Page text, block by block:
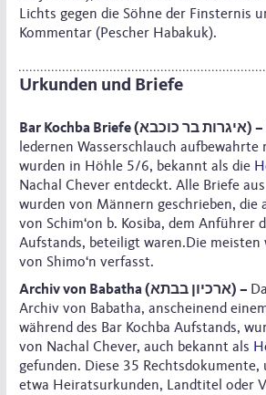
Lichts gegen die Söhne der Finsternis
Kommentar (Pescher Habakuk).
Urkunden und Briefe
Bar Kochba Briefe (איגרות בר כוכבא) –
ledernen Wasserschlauch
wurden in Höhle 5/6, bekannt als die
Nachal Chever entdeckt. Alle Briefe
wurden von Männern geschrieben, die
von Schim‘on b. Kosiba, dem Anführer
Aufstands, beteiligt waren.Die meisten
von Shimo‘n verfasst.
Archiv von Babatha (ארכיון בבתא) –
Archiv von Babatha, anscheinend
während des Bar Kochba Aufstands,
von Nachal Chever, auch bekannt als
gefunden. Diese 35 Rechtsdokumente,
etwa Heiratsurkunden, Landtitel oder